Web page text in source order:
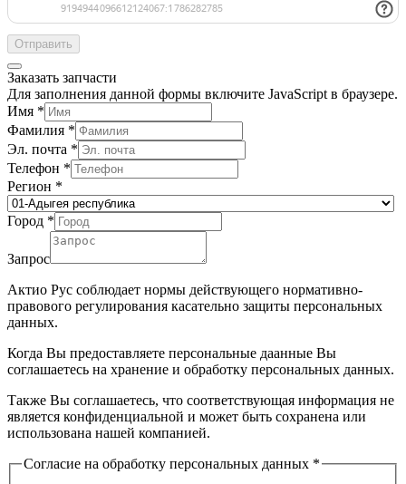
Отправить
Заказать запчасти
Для заполнения данной формы включите JavaScript в браузере.
Имя *
Фамилия *
Эл. почта *
Телефон *
Регион *
Город *
Запрос
Актио Рус соблюдает нормы действующего нормативно-
правового регулирования касательно защиты персональных
данных.
Когда Вы предоставляете персональные даанные Вы
соглашаетесь на хранение и обработку персональных данных.
Также Вы соглашаетесь, что соответствующая информация не
является конфиденциальной и может быть сохранена или
использована нашей компанией.
Согласие на обработку персональных данных *